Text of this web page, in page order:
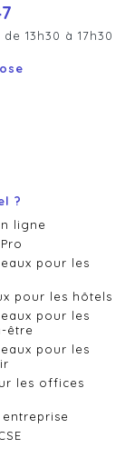
13h30 à 17h30
?
ligne
pour les
pour les hôtels
pour les
être
pour les
les offices